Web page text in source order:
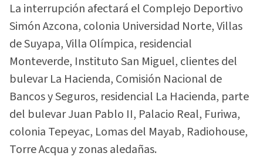
La interrupción afectará el Complejo Deportivo
Simón Azcona, colonia Universidad Norte, Villas
de Suyapa, Villa Olímpica, residencial
Monteverde, Instituto San Miguel, clientes del
bulevar La Hacienda, Comisión Nacional de
Bancos y Seguros, residencial La Hacienda, parte
del bulevar Juan Pablo II, Palacio Real, Furiwa,
colonia Tepeyac, Lomas del Mayab, Radiohouse,
Torre Acqua y zonas aledañas.